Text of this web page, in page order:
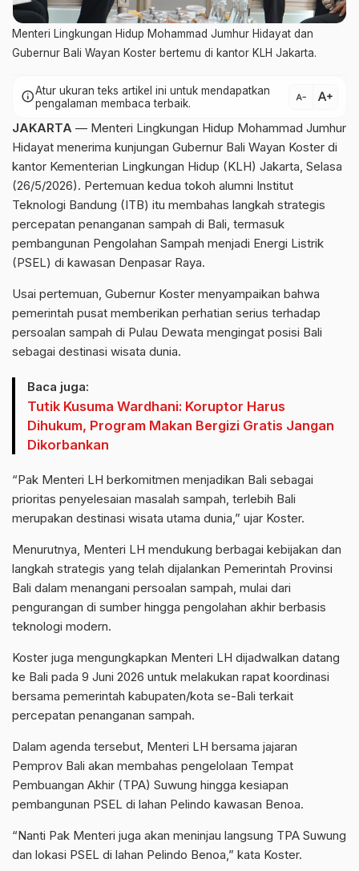
Menteri Lingkungan Hidup Mohammad Jumhur Hidayat dan
Gubernur Bali Wayan Koster bertemu di kantor KLH Jakarta.
infoAtur ukuran teks artikel ini untuk mendapatkan
pengalaman membaca terbaik.
text_decrease text_increase
JAKARTA — Menteri Lingkungan Hidup Mohammad Jumhur
Hidayat menerima kunjungan Gubernur Bali Wayan Koster di
kantor Kementerian Lingkungan Hidup (KLH) Jakarta, Selasa
(26/5/2026). Pertemuan kedua tokoh alumni Institut
Teknologi Bandung (ITB) itu membahas langkah strategis
percepatan penanganan sampah di Bali, termasuk
pembangunan Pengolahan Sampah menjadi Energi Listrik
(PSEL) di kawasan Denpasar Raya.
Usai pertemuan, Gubernur Koster menyampaikan bahwa
pemerintah pusat memberikan perhatian serius terhadap
persoalan sampah di Pulau Dewata mengingat posisi Bali
sebagai destinasi wisata dunia.
Baca juga:
Tutik Kusuma Wardhani: Koruptor Harus
Dihukum, Program Makan Bergizi Gratis Jangan
Dikorbankan
“Pak Menteri LH berkomitmen menjadikan Bali sebagai
prioritas penyelesaian masalah sampah, terlebih Bali
merupakan destinasi wisata utama dunia,” ujar Koster.
Menurutnya, Menteri LH mendukung berbagai kebijakan dan
langkah strategis yang telah dijalankan Pemerintah Provinsi
Bali dalam menangani persoalan sampah, mulai dari
pengurangan di sumber hingga pengolahan akhir berbasis
teknologi modern.
Koster juga mengungkapkan Menteri LH dijadwalkan datang
ke Bali pada 9 Juni 2026 untuk melakukan rapat koordinasi
bersama pemerintah kabupaten/kota se-Bali terkait
percepatan penanganan sampah.
Dalam agenda tersebut, Menteri LH bersama jajaran
Pemprov Bali akan membahas pengelolaan Tempat
Pembuangan Akhir (TPA) Suwung hingga kesiapan
pembangunan PSEL di lahan Pelindo kawasan Benoa.
“Nanti Pak Menteri juga akan meninjau langsung TPA Suwung
dan lokasi PSEL di lahan Pelindo Benoa,” kata Koster.